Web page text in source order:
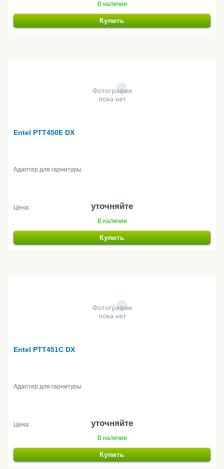
В наличии
Купить
Entel PTT450E DX
Адаптер для гарнитуры
Цена: уточняйте
В наличии
Купить
Entel PTT451C DX
Адаптер для гарнитуры
Цена: уточняйте
В наличии
Купить